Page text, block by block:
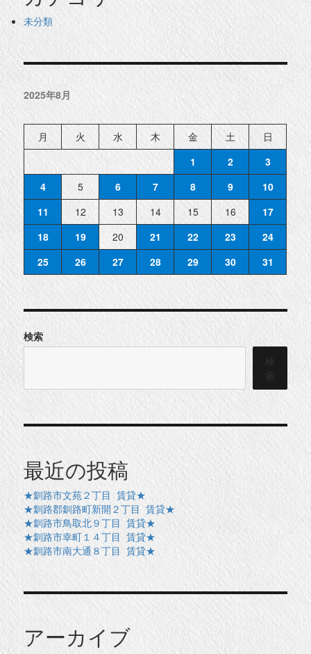
未分類
2025年8月
月 火 水 木 金 土
日
1
2
3
4
5 6 7 8 9
10
11
12 13 14 15 16
17
18
19 20 21 22 23
24
25
26 27 28 29 30 31
検索
検
索
最近の投稿
★釧路市文苑２丁目 賃貸★
★釧路郡釧路町新開２丁目 賃貸★
★釧路市鳥取北９丁目 賃貸★
★釧路市幸町１４丁目 賃貸★
★釧路市南大通８丁目 賃貸★
アーカイブ